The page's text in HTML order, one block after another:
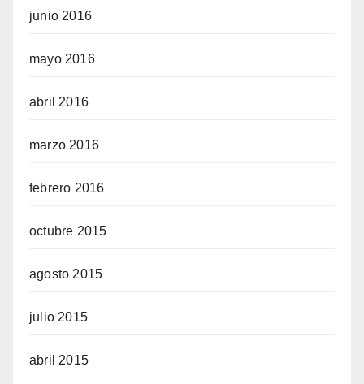
junio 2016
mayo 2016
abril 2016
marzo 2016
febrero 2016
octubre 2015
agosto 2015
julio 2015
abril 2015